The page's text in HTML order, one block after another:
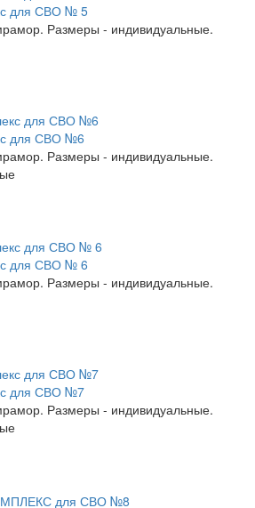
для СВО № 5
Размеры - индивидуальные.
для СВО №6
Размеры - индивидуальные.
для СВО № 6
Размеры - индивидуальные.
для СВО №7
Размеры - индивидуальные.